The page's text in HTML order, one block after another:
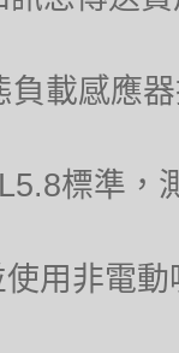
負載感應
標準，
用非電動